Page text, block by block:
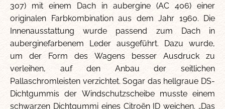
307) mit einem Dach in aubergine (AC 406) einer
originalen Farbkombination aus dem Jahr 1960. Die
Innenausstattung wurde passend zum Dach in
auberginefarbenem Leder ausgeführt. Dazu wurde,
um der Form des Wagens besser Ausdruck zu
verleihen, auf den Anbau der seitlichen
Pallaschromleisten verzichtet. Sogar das hellgraue DS-
Dichtgummis der Windschutzscheibe musste einem
schwarzen Dichtgummi eines Citroën ID weichen. „Das